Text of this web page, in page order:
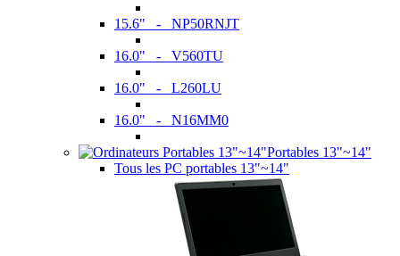
15.6" - NP50RNJT
16.0" - V560TU
16.0" - L260LU
16.0" - N16MM0
Portables 13"~14"
Tous les PC portables 13"~14"